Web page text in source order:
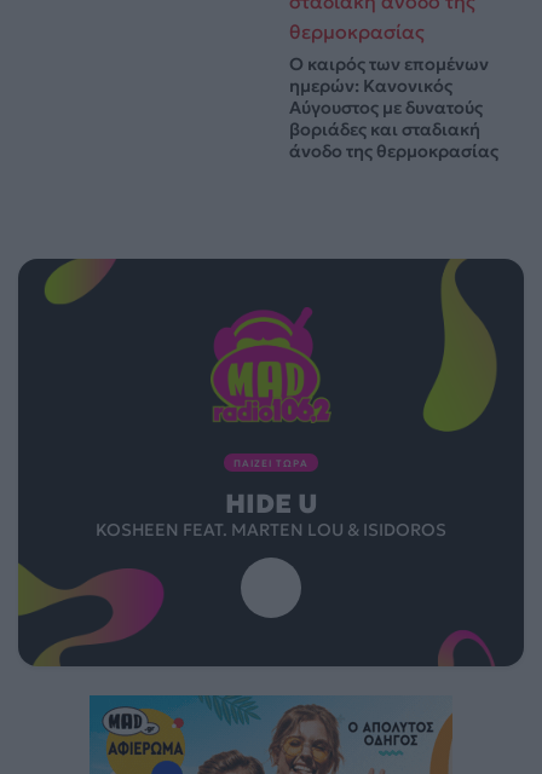
Ο καιρός των επομένων
ημερών: Κανονικός
Αύγουστος με δυνατούς
βοριάδες και σταδιακή
άνοδο της θερμοκρασίας
ΠΑΙΖΕΙ ΤΩΡΑ
HIDE U
KOSHEEN FEAT. MARTEN LOU & ISIDOROS